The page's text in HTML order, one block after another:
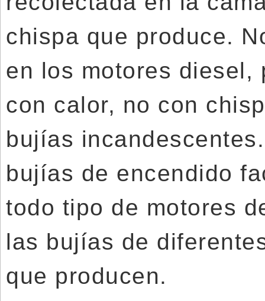
chispa que produce.
en los motores diesel,
con calor, no con
bujías
bujías de encendido
todo tipo de motores
las bujías de
que producen.